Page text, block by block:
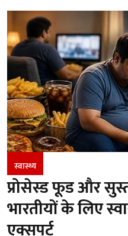
स्वास्थ्य
प्रोसेस्ड फूड और
भारतीयों के लिए
एक्सपर्ट